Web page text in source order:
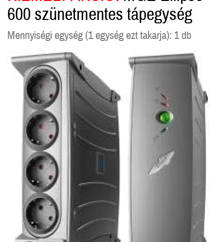
600 szünetmentes tápegység
Mennyiségi egység (1 egység ezt takarja): 1 db